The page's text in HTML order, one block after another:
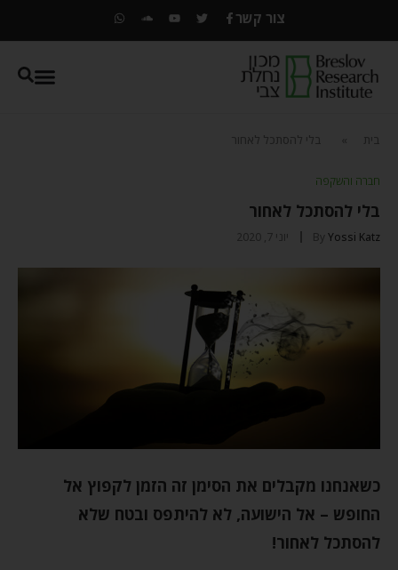
צור קשר
בית בלי להסתכל לאחור
חברה והשקפה
בלי להסתכל לאחור
By Yossi Katz יוני 7, 2020
כשאנחנו מקבלים את הסימן זה הזמן לקפוץ אל
החופש – אל הישועה, לא להיתפס ובטח שלא
להסתכל לאחור!